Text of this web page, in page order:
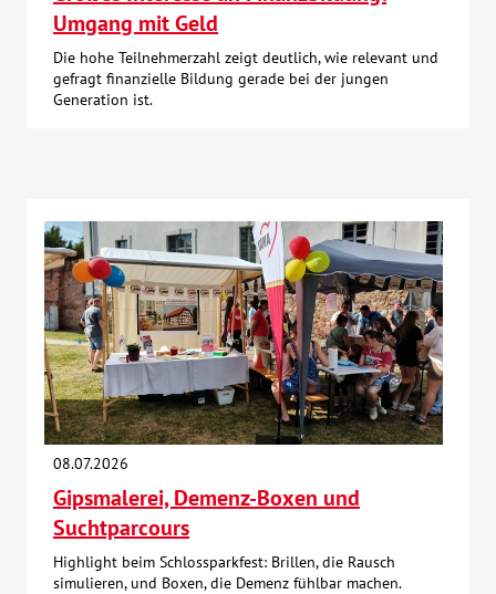
Umgang mit Geld
Die hohe Teilnehmerzahl zeigt deutlich, wie relevant und
gefragt finanzielle Bildung gerade bei der jungen
Generation ist.
08.07.2026
Gipsmalerei, Demenz-Boxen und
Suchtparcours
Highlight beim Schlossparkfest: Brillen, die Rausch
simulieren, und Boxen, die Demenz fühlbar machen.